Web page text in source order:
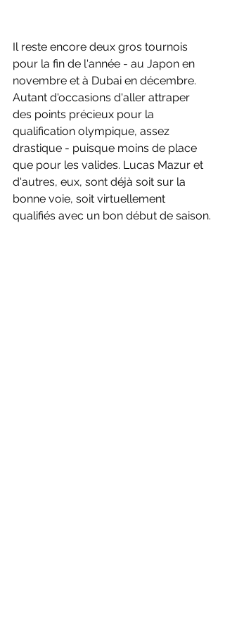
Il reste encore deux gros tournois
pour la fin de l'année - au Japon en
novembre et à Dubai en décembre.
Autant d'occasions d'aller attraper
des points précieux pour la
qualification olympique, assez
drastique - puisque moins de place
que pour les valides. Lucas Mazur et
d'autres, eux, sont déjà soit sur la
bonne voie, soit virtuellement
qualifiés avec un bon début de saison.